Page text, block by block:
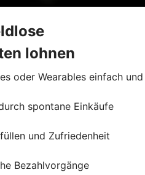
lohnen
oder Wearables einfach und
spontane Einkäufe
und Zufriedenheit
Bezahlvorgänge